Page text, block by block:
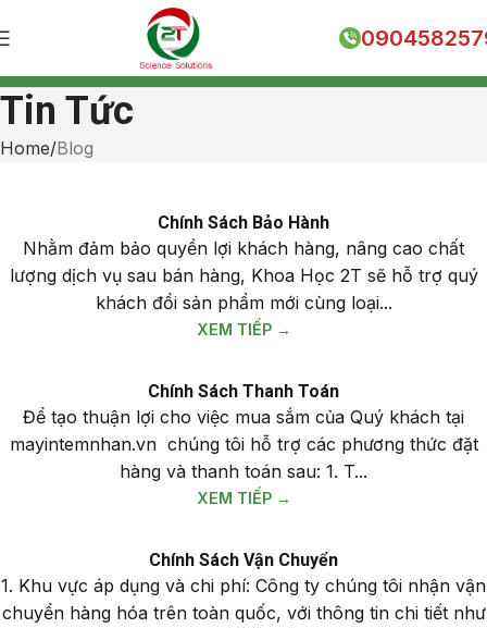
Tin Tức
Home Blog
Chính Sách Bảo Hành
Nhằm đảm bảo quyền lợi khách hàng, nâng cao chất
lượng dịch vụ sau bán hàng, Khoa Học 2T sẽ hỗ trợ quý
khách đổi sản phẩm mới cùng loại...
XEM TIẾP →
Chính Sách Thanh Toán
Để tạo thuận lợi cho việc mua sắm của Quý khách tại
mayintemnhan.vn chúng tôi hỗ trợ các phương thức đặt
hàng và thanh toán sau: 1. T...
XEM TIẾP →
Chính Sách Vận Chuyển
1. Khu vực áp dụng và chi phí: Công ty chúng tôi nhận vận
chuyển hàng hóa trên toàn quốc, với thông tin chi tiết như